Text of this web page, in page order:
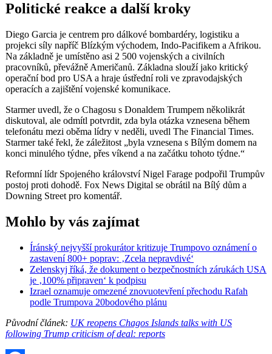
Politické reakce a další kroky
Diego Garcia je centrem pro dálkové bombardéry, logistiku a
projekci síly napříč Blízkým východem, Indo-Pacifikem a Afrikou.
Na základně je umístěno asi 2 500 vojenských a civilních
pracovníků, převážně Američanů. Základna slouží jako kritický
operační bod pro USA a hraje ústřední roli ve zpravodajských
operacích a zajištění vojenské komunikace.
Starmer uvedl, že o Chagosu s Donaldem Trumpem několikrát
diskutoval, ale odmítl potvrdit, zda byla otázka vznesena během
telefonátu mezi oběma lídry v neděli, uvedl The Financial Times.
Starmer také řekl, že záležitost „byla vznesena s Bílým domem na
konci minulého týdne, přes víkend a na začátku tohoto týdne.“
Reformní lídr Spojeného království Nigel Farage podpořil Trumpův
postoj proti dohodě. Fox News Digital se obrátil na Bílý dům a
Downing Street pro komentář.
Mohlo by vás zajímat
Íránský nejvyšší prokurátor kritizuje Trumpovo oznámení o
zastavení 800+ poprav: ‚Zcela nepravdivé‘
Zelenskyj říká, že dokument o bezpečnostních zárukách USA
je ‚100% připraven‘ k podpisu
Izrael oznamuje omezené znovuotevření přechodu Rafah
podle Trumpova 20bodového plánu
Původní článek: UK reopens Chagos Islands talks with US
following Trump criticism of deal: reports